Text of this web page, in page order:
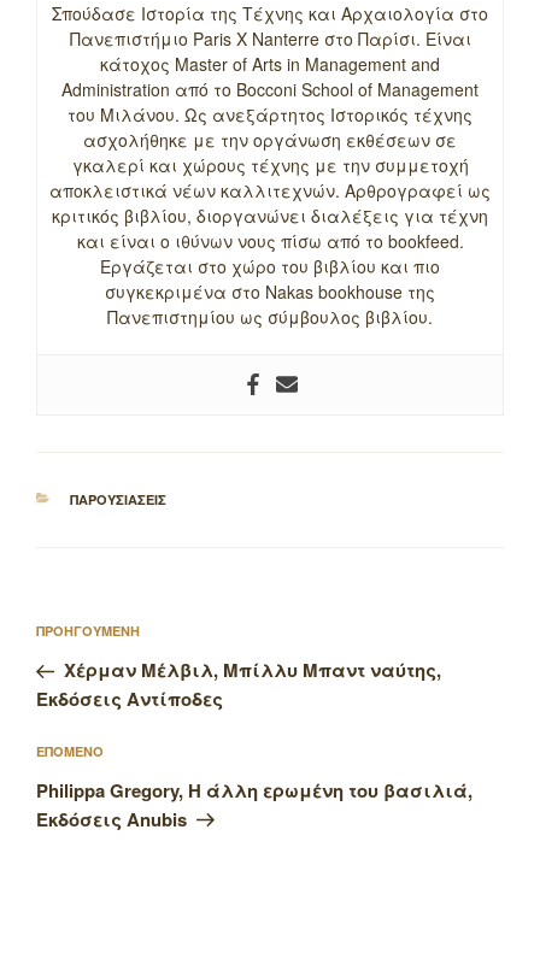
Σπούδασε Ιστορία της Τέχνης και Αρχαιολογία στο
Πανεπιστήμιο Paris X Nanterre στο Παρίσι. Είναι
κάτοχος Master of Arts in Management and
Administration από το Bocconi School of Management
του Μιλάνου. Ως ανεξάρτητος Ιστορικός τέχνης
ασχολήθηκε με την οργάνωση εκθέσεων σε
γκαλερί και χώρους τέχνης με την συμμετοχή
αποκλειστικά νέων καλλιτεχνών. Αρθρογραφεί ως
κριτικός βιβλίου, διοργανώνει διαλέξεις για τέχνη
και είναι ο ιθύνων νους πίσω από το bookfeed.
Εργάζεται στο χώρο του βιβλίου και πιο
συγκεκριμένα στο Nakas bookhouse της
Πανεπιστημίου ως σύμβουλος βιβλίου.
ΚΑΤΗΓΟΡΙΕΣ
ΠΑΡΟΥΣΙΑΣΕΙΣ
άρθρων
Προηγούμενο
άρθρο
ΠΡΟΗΓΟΥΜΕΝΗ
Χέρμαν Μέλβιλ, Μπίλλυ Μπαντ ναύτης,
Εκδόσεις Αντίποδες
Επόμενο
άρθρο
ΕΠΟΜΕΝΟ
Philippa Gregory, Η άλλη ερωμένη του βασιλιά,
Εκδόσεις Anubis